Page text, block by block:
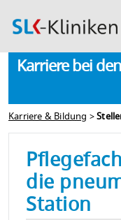
Karriere bei
Karriere & Bildung >
die
Station